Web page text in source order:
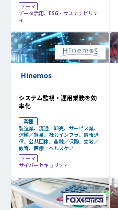
テーマ
データ活用、ESG・サステナビリテ
ィ
Hinemos
システム監視・運用業務を効
率化
業種
製造業、流通／卸売、サービス業、
運輸／貿易、社会インフラ、情報通
信、公共団体、金融／保険、文教／
教育、医療／ヘルスケア
テーマ
サイバーセキュリティ